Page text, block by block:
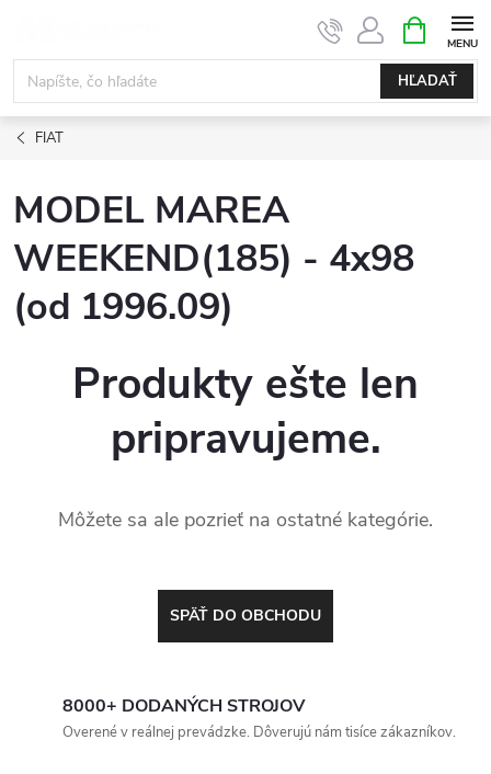
obsah
HĽADAŤ
KOŠÍK
FIAT
MODEL MAREA
WEEKEND(185) - 4x98
(od 1996.09)
Produkty ešte len
pripravujeme.
Môžete sa ale pozrieť na ostatné kategórie.
SPÄŤ DO OBCHODU
8000+ DODANÝCH STROJOV
Overené v reálnej prevádzke. Dôverujú nám tisíce zákazníkov.